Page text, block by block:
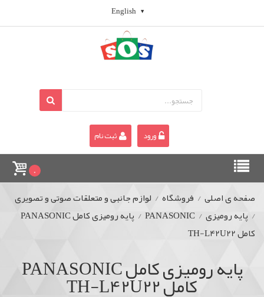
English
ورود ثبت نام
0
صفحه ی اصلی / فروشگاه / لوازم جانبی و متعلقات صوتی و تصویری
/ پایه رومیزی /
PANASONIC
/
پایه رومیزی کامل PANASONIC
کامل TH-L42U22
پایه رومیزی کامل PANASONIC کامل TH-L42U22